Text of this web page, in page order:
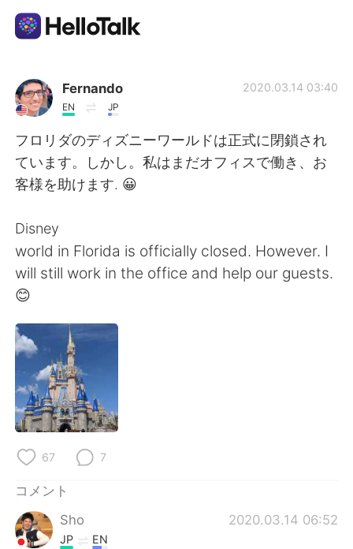
語学交換アプリ
AI Grammar Checker
日本語
English
繁體中文 Español
Deutsch
Русский
Indonesia
Português
Fernando
EN JP
2020.03.14 03:40
フロリダのディズニーワールドは正式に閉鎖され
ています。しかし。私はまだオフィスで働き、お
客様を助けます. 😀
Disney
world in Florida is officially closed. However. I
will still work in the office and help our guests.
😊
67 7
コメント
Sho
2020.03.14 06:52
JP EN